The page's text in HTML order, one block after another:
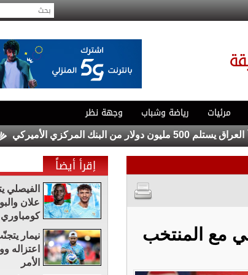
مرئيات رياضة وشباب وجهة نظر
البنك المركزي الأميركي قمة
مع المنتخب
إقرأ أيضاً
الفيصلي
علان
كومباوري
نيمار
اعتزاله
الأمر